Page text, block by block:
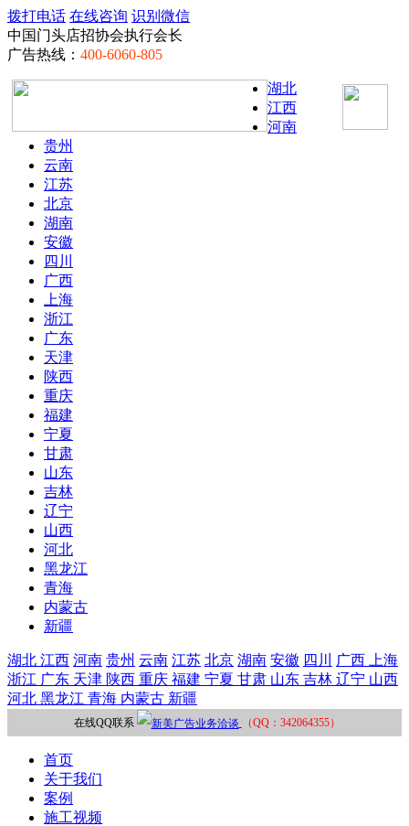
拨打电话 在线咨询 识别微信
中国门头店招协会执行会长
广告热线： 400-6060-805
湖北
江西
河南
贵州
云南
江苏
北京
湖南
安徽
四川
广西
上海
浙江
广东
天津
陕西
重庆
福建
宁夏
甘肃
山东
吉林
辽宁
山西
河北
黑龙江
青海
内蒙古
新疆
湖北 江西 河南 贵州 云南 江苏 北京 湖南 安徽 四川 广西
上海
浙江 广东 天津 陕西 重庆 福建 宁夏 甘肃 山东 吉林 辽宁 山西
河北 黑龙江 青海 内蒙古 新疆
在线QQ联系 （QQ：342064355）
首页
关于我们
案例
施工视频